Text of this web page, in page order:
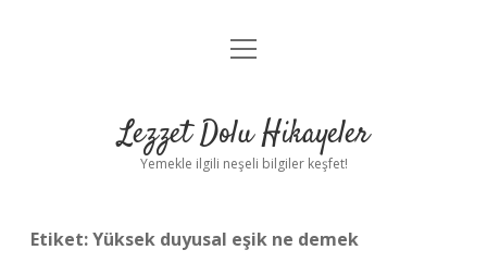
Anasayfa
Yasal Uyarı
menüyü
Lezzet Dolu Hikayeler
Yemekle ilgili neşeli bilgiler keşfet!
Etiket:Yüksek duyusal eşik ne demek